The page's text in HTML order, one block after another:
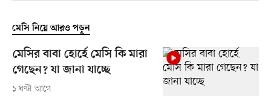
মেসি নিয়ে আরও পড়ুন
মেসির বাবা হোর্হে মেসি কি মারা
গেছেন? যা জানা যাচ্ছে
১ ঘণ্টা আগে